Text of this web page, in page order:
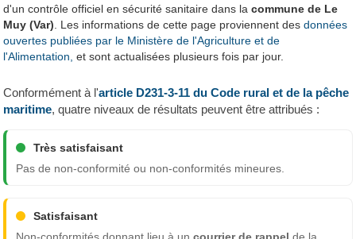
d'un contrôle officiel en sécurité sanitaire dans lacommune de Le
Muy (Var) . Les informations de cette page proviennent desdonnées
ouvertes publiées par le Ministère de l'Agriculture et de
l'Alimentation, et sont actualisées plusieurs fois par jour.
Conformément à l'article D231-3-11 du Code rural et de la pêche
maritime, quatre niveaux de résultats peuvent être attribués :
Très satisfaisant
Pas de non-conformité ou non-conformités mineures.
Satisfaisant
Non-conformités donnant lieu à uncourrier de rappel de la